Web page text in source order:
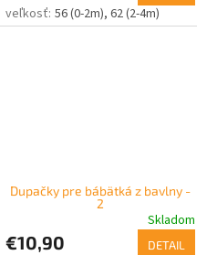
56 (0-2m) 62 (2-4m)
Dupačky pre bábätká z bavlny -
2
Skladom
€10,90 DETAIL